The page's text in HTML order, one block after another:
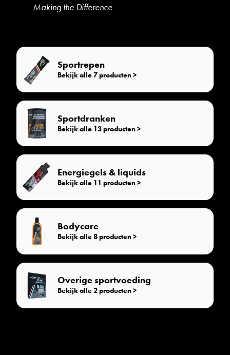
Making the Difference
Sportrepen
Bekijk alle 7 producten >
Sportdranken
Bekijk alle 13 producten >
Energiegels & liquids
Bekijk alle 11 producten >
Bodycare
Bekijk alle 8 producten >
Overige sportvoeding
Bekijk alle 2 producten >